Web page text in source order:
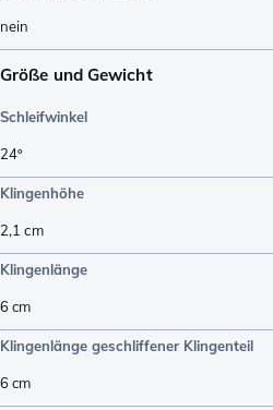
nein
Größe und Gewicht
Schleifwinkel
24º
Klingenhöhe
2,1 cm
Klingenlänge
6cm
Klingenlänge geschliffener Klingenteil
6cm